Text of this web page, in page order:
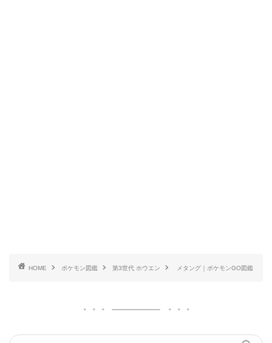
HOME ポケモン図鑑 第3世代 ホウエン メタング｜ポケモンGO図鑑